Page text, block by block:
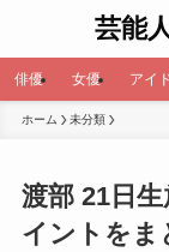
芸能
俳優 女優 アイ
ホーム 未分類
渡部 21日
イントをま